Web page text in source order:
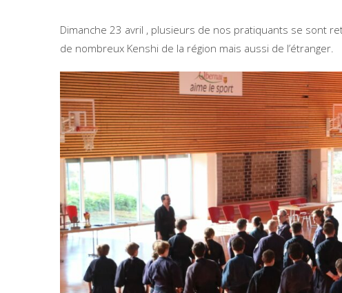
Dimanche 23 avril , plusieurs de nos pratiquants se sont
de nombreux Kenshi de la région mais aussi de l’étranger.